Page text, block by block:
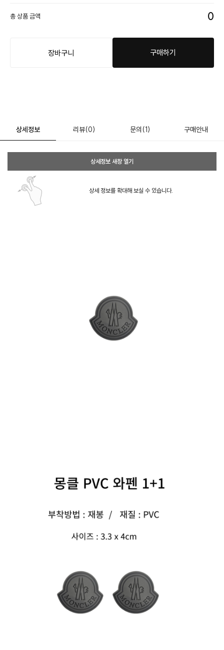
총 상품 금액 0
장바구니 구매하기
상세정보 리뷰(0) 문의 (1) 구매안내
상세정보 새창 열기
상세 정보를 확대해 보실 수 있습니다.